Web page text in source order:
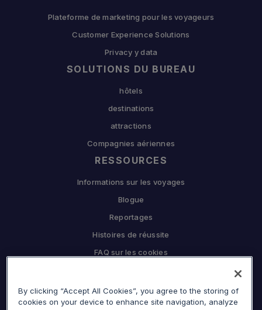
Plateforme de marketing pour les voyageurs
Customer Experience Solutions
Privacy y data
SOLUTIONS DU BUREAU
hôtels
destinations
attractions
Compagnies aériennes
RESSOURCES
Informations sur les voyages
Blogue
Reportages
Histoires de réussite
FAQ sur les cookies
Pourquoi Sojern
Travaillez en partenariat avec nous
By clicking “Accept All Cookies”, you agree to the storing of
cookies on your device to enhance site navigation, analyze